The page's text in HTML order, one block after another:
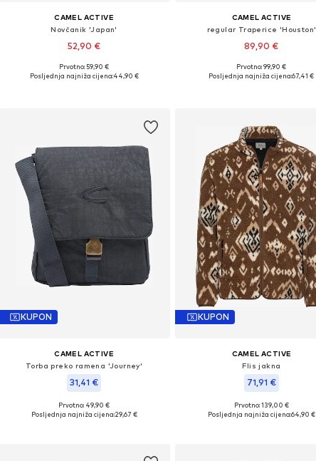
CAMEL ACTIVE
Novčanik 'Japan'
52,90 €
Dostupne veličine: One Size
Prvotno: 59,90 €
Posljednja najniža cijena:44,90 €
CAMEL ACTIVE
regular Traperice 'Houston'
89,90 €
Dostupno u više veličina
Prvotno: 99,90 €
Posljednja najniža cijena:67,41 €
KUPON
CAMEL ACTIVE
Torba preko ramena 'Journey'
31,41 €
Dostupne veličine: One Size
Prvotno: 49,90 €
Posljednja najniža cijena:29,67 €
KUPON
CAMEL ACTIVE
Flis jakna
71,91 €
Dostupne veličine: M, L, XL
Prvotno: 139,00 €
Posljednja najniža cijena:64,90 €